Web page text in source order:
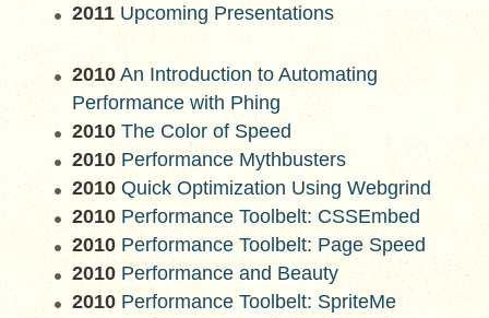
2011 Upcoming Presentations
2010 An Introduction to Automating
Performance with Phing
2010 The Color of Speed
2010 Performance Mythbusters
2010 Quick Optimization Using Webgrind
2010 Performance Toolbelt: CSSEmbed
2010 Performance Toolbelt: Page Speed
2010 Performance and Beauty
2010 Performance Toolbelt: SpriteMe